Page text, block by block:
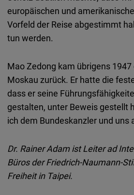
europäischen und
Vorfeld der Reise abgestimmt
tun werden.
Mao Zedong kam übrigens
Moskau zurück. Er hatte die
dass er seine
gestalten, unter Beweis gestellt
ich dem Bundeskanzler und uns
Dr. Rainer Adam ist Leiter ad
Büros der Friedrich-Naumann-
Freiheit in Taipei.